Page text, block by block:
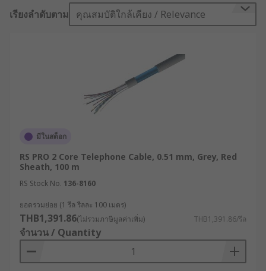
from damp and damage.
A telephone cable can be used for all kinds of
communication purposes. They're found in
telecommunication applications such as audio
and TV equipment as well as in computer and
advanced version of telephone cables.
What type of cable do I need?
depend on the specific task it is needed for. For
example, in high-tech audio equipment, it is
necessary to prevent sound interference. The
telephone cable will therefore need an extra
conductive layer to ensure inference doesn't
เรียงลำดับตาม คุณสมบัติใกล้เคียง / Relevance
มีในสต็อก
RS PRO 2 Core Telephone Cable, 0.51 mm, Grey, Red
Sheath, 100 m
RS Stock No. 136-8160
ยอดรวมย่อย (1 รีล รีลละ 100 เมตร)
THB1,391.86(ไม่รวมภาษีมูลค่าเพิ่ม) THB1,391.86/รีล
จำนวน / Quantity